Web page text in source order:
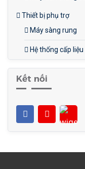
Thiết bị phụ trợ
Máy sàng rung
Hệ thống cấp liệu
Kết nối